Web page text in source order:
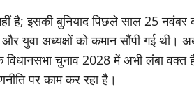
है; इसकी बुनियाद पिछले साल 25
युवा अध्यक्षों को कमान सौंपी गई थी।
विधानसभा चुनाव 2028 में अभी लंबा
पर काम कर रहा है।